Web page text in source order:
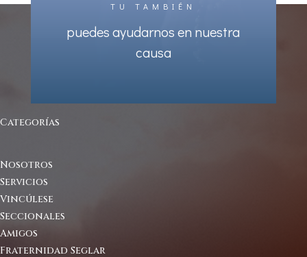
TU TAMBIÉN
puedes ayudarnos en nuestra
causa
Categorías
Nosotros
Servicios
Vincúlese
Seccionales
Amigos
Fraternidad Seglar